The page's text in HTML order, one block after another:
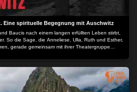
Eine spirituelle Begegnung mit Auschwitz
Baucis nach einem langen erfüllten Leben stirbt,
So die Sage, die Anneliese, Ulla, Ruth und Esther,
gerade gemeinsam mit ihrer Theatergruppe
langen Lebens nur die Hoffnung nach dieser
die vier Frauen von einem ganzen Leben.
Seitensprüngen und einer unaufhörlichen
Der Inhalt wird bereitgestellt von: PLAION
9, 82152 Planegg/München